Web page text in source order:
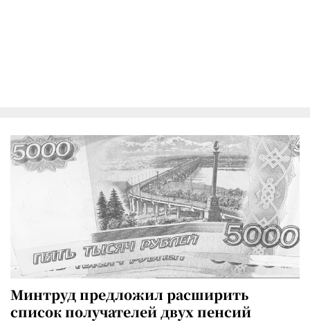
Минтруд предложил расширить
список получателей двух пенсий